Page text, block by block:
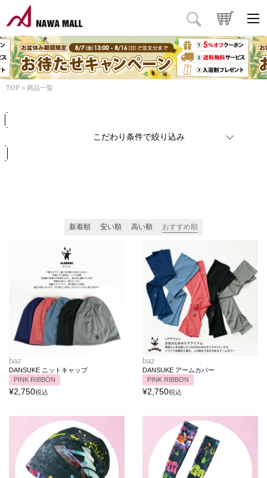
TOP 商品一覧
こだわり条件で絞り込み
商品タイプ
価格 円～ 円
カラー
新着順 安い順 高い順 おすすめ順
baz
DANSUKE ニットキャップ
PINK RIBBON
¥2,750税込
baz
DANSUKE アームカバー
PINK RIBBON
¥2,750税込